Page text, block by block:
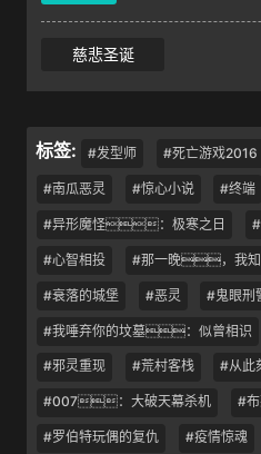
慈悲圣诞
标签: #发型师 #死亡游戏2016
#南瓜恶灵 #惊心小说 #终端
#异形魔怪：极寒之日
#心智相投 #那一晚，我知
#衰落的城堡 #恶灵 #鬼眼刑
#我唾弃你的坟墓：似曾相识
#邪灵重现 #荒村客栈 #从此
#007：大破天幕杀机 #
#罗伯特玩偶的复仇 #疫情惊魂